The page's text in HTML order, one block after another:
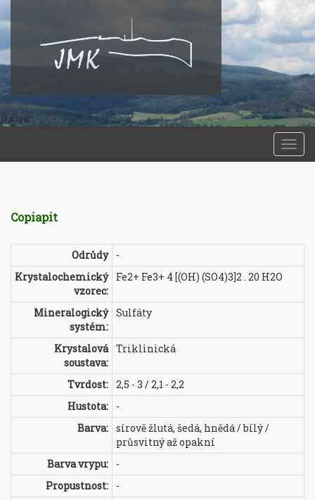
Copiapit
Odrůdy
-
Krystalochemický
vzorec:
Fe2+ Fe3+ 4 [(OH) (SO4)3]2 . 20 H2O
Mineralogický
systém:
Sulfáty
Krystalová
soustava:
Triklinická
Tvrdost: 2,5 - 3 / 2,1 - 2,2
Hustota:
-
Barva: sírově žlutá, šedá, hnědá / bílý /
průsvitný až opakní
Barva vrypu:
-
Propustnost:
-